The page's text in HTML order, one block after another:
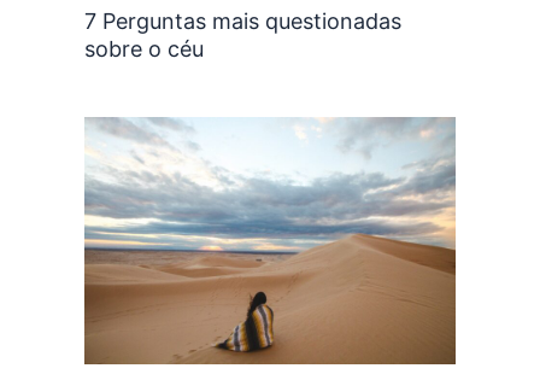
7 Perguntas mais questionadas
sobre o céu